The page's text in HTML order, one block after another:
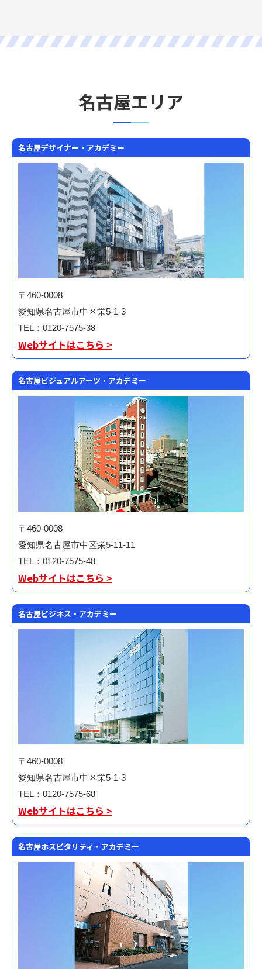
名古屋エリア
名古屋デザイナー・アカデミー
〒460-0008
愛知県名古屋市中区栄5-1-3
TEL：0120-7575-38
Webサイトはこちら >
名古屋ビジュアルアーツ・アカデミー
〒460-0008
愛知県名古屋市中区栄5-11-11
TEL：0120-7575-48
Webサイトはこちら >
名古屋ビジネス・アカデミー
〒460-0008
愛知県名古屋市中区栄5-1-3
TEL：0120-7575-68
Webサイトはこちら >
名古屋ホスピタリティ・アカデミー